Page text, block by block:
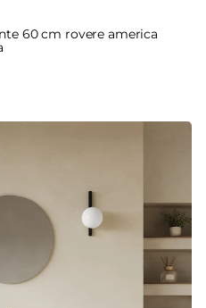
60 cm rovere america